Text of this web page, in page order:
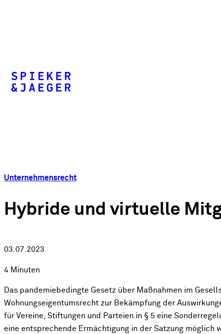
Unternehmensrecht
Hybride und virtuelle
03.07.2023
4 Minuten
Das pandemiebedingte Gesetz über Maßnahmen im
Wohnungseigentumsrecht zur Bekämpfung der
für Vereine, Stiftungen und Parteien in § 5 eine
eine entsprechende Ermächtigung in der Satzung